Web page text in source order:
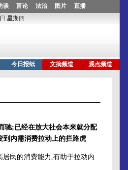
驰;已经在放大社会本来就分配
到内需消费拉动上的拦路虎
民的消费能力,有助于拉动内